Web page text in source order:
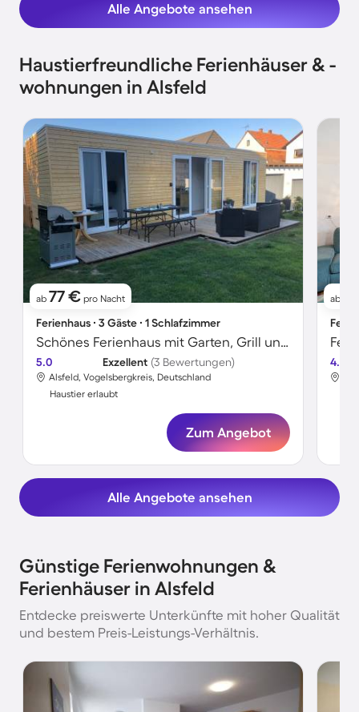
Alle Angebote ansehen
Haustierfreundliche Ferienhäuser & -
wohnungen in Alsfeld
ab 77 € pro Nacht
Ferienhaus ∙ 3 Gäste ∙ 1 Schlafzimmer
Schönes Ferienhaus mit Garten, Grill und Terrasse | Haustiere erlaubt
5.0 Exzellent (3 Bewertungen)
Alsfeld, Vogelsbergkreis, Deutschland
Haustier erlaubt
Zum Angebot
ab
4.0
Alle Angebote ansehen
Günstige Ferienwohnungen &
Ferienhäuser in Alsfeld
Entdecke preiswerte Unterkünfte mit hoher Qualität
und bestem Preis-Leistungs-Verhältnis.